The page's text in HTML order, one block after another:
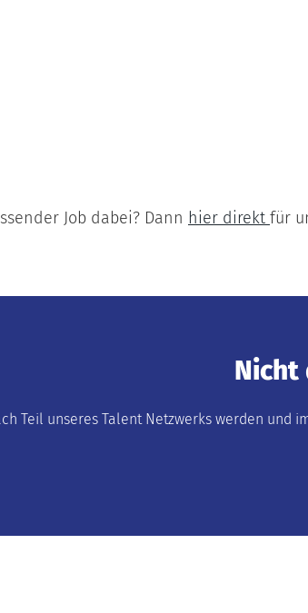
Job dabei? Dann hier direkt für
Nicht
Teil unseres Talent Netzwerks werden